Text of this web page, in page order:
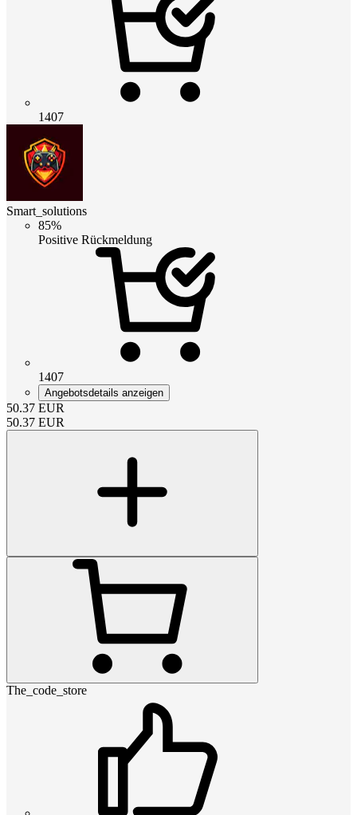
1407
Smart_solutions
85%
Positive Rückmeldung
1407
Angebotsdetails anzeigen
50.37 EUR
50.37 EUR
The_code_store